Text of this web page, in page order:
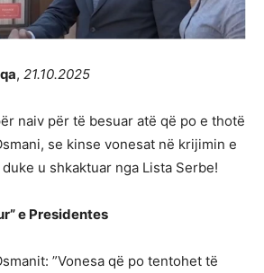
, 21.10.2025
naiv për të besuar atë që po e thotë
se kinse vonesat në krijimin e
u shkaktuar nga Lista Serbe!
e Presidentes
”Vonesa që po tentohet të